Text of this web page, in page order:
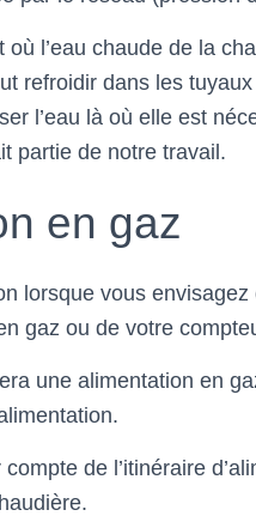
l’eau chaude de la
refroidir dans les
l’eau là où elle est
partie de notre travail.
en gaz
lorsque vous
gaz ou de votre
une alimentation en
de l’itinéraire